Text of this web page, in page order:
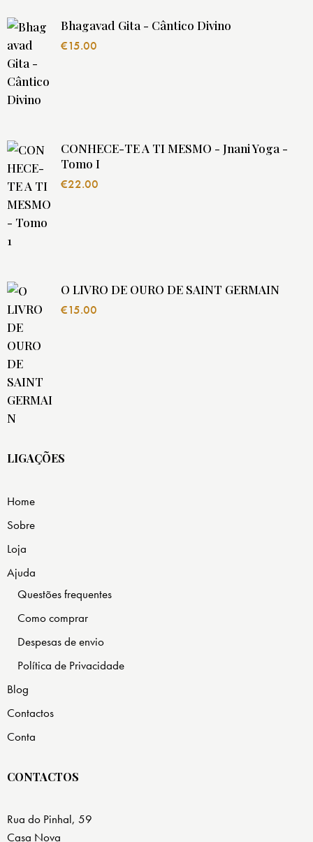
Bhagavad Gita - Cântico Divino
€15.00
CONHECE-TE A TI MESMO - Jnani Yoga -
Tomo I
€22.00
O LIVRO DE OURO DE SAINT GERMAIN
€15.00
LIGAÇÕES
Home
Sobre
Loja
Ajuda
Questões frequentes
Como comprar
Despesas de envio
Política de Privacidade
Blog
Contactos
Conta
CONTACTOS
Rua do Pinhal, 59
Casa Nova